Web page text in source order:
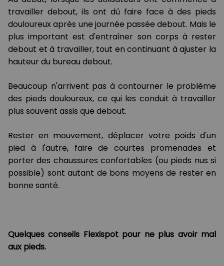
travailler debout, ils ont dû faire face à des pieds
douloureux après une journée passée debout. Mais le
plus important est d'entraîner son corps à rester
debout et à travailler, tout en continuant à ajuster la
hauteur du bureau debout.
Beaucoup n'arrivent pas à contourner le problème
des pieds douloureux, ce qui les conduit à travailler
plus souvent assis que debout.
Rester en mouvement, déplacer votre poids d'un
pied à l'autre, faire de courtes promenades et
porter des chaussures confortables (ou pieds nus si
possible) sont autant de bons moyens de rester en
bonne santé.
Quelques conseils Flexispot pour ne plus avoir mal
aux pieds.